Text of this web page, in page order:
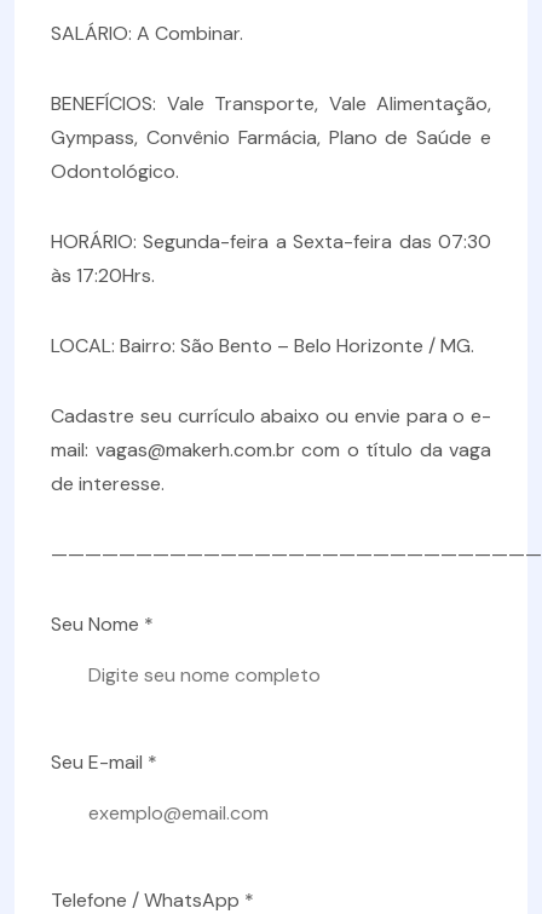
SALÁRIO: A Combinar.
BENEFÍCIOS: Vale Transporte, Vale Alimentação,
Gympass, Convênio Farmácia, Plano de Saúde e
Odontológico.
HORÁRIO: Segunda-feira a Sexta-feira das 07:30
às 17:20Hrs.
LOCAL: Bairro: São Bento – Belo Horizonte / MG.
Cadastre seu currículo abaixo ou envie para o e-
mail: vagas@makerh.com.br com o título da vaga
de interesse.
Seu Nome *
Seu E-mail *
Telefone / WhatsApp *